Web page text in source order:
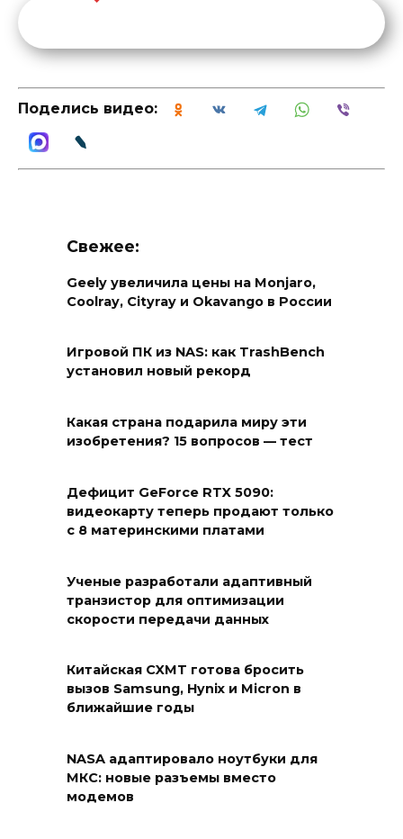
Поделись видео:
Свежее:
Geely увеличила цены на Monjaro,
Coolray, Cityray и Okavango в России
Игровой ПК из NAS: как TrashBench
установил новый рекорд
Какая страна подарила миру эти
изобретения? 15 вопросов — тест
Дефицит GeForce RTX 5090:
видеокарту теперь продают только
с 8 материнскими платами
Ученые разработали адаптивный
транзистор для оптимизации
скорости передачи данных
Китайская CXMT готова бросить
вызов Samsung, Hynix и Micron в
ближайшие годы
NASA адаптировало ноутбуки для
МКС: новые разъемы вместо
модемов